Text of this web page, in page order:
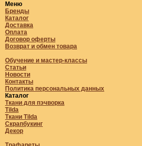
Меню
Бренды
Каталог
Доставка
Оплата
Договор оферты
Возврат и обмен товара
Обучение и мастер-классы
Статьи
Новости
Контакты
Политика персональных данных
Каталог
Ткани для пэчворка
Tilda
Ткани Tilda
Скрапбукинг
Декор